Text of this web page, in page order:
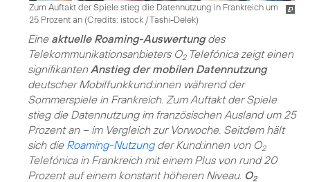
Zum Auftakt der Spiele stieg die Datennutzung in Frankreich um
25 Prozent an (Credits: istock / Tashi-Delek)
Eine aktuelle Roaming-Auswertungdes
Telekommunikationsanbieters O2Telefónica zeigt einen
signifikantenAnstieg der mobilen Datennutzung
deutscher Mobilfunkkund:innen während der
Sommerspiele in Frankreich. Zum Auftakt der Spiele
stieg die Datennutzung im französischen Ausland um 25
Prozent an – im Vergleich zur Vorwoche. Seitdem hält
sich die Roaming-Nutzungder Kund:innen von O2
Telefónica in Frankreich mit einem Plus von rund 20
Prozent auf einem konstant höheren Niveau. O2